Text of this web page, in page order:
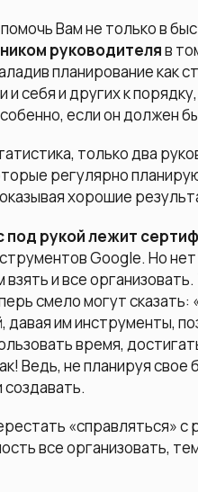
Вам не только в
руководителяв
планирование как
себя и других к
если он должен
только два
регулярно
хорошие
под рукой лежит
Google. Но
и все
смело могут
давая им инструменты,
время,
Ведь, не планируя
создавать.
«справляться»
все организовать,